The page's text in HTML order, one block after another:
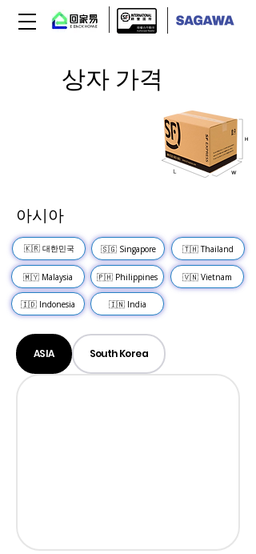
상자 가격
아시아
🇰🇷 대한민국 🇸🇬 Singapore
🇲🇾 Malaysia
🇮🇩 Indonesia
🇵🇭 Philippines
🇮🇳 India
🇹🇭 Thailand
🇻🇳 Vietnam
ASIA South Korea